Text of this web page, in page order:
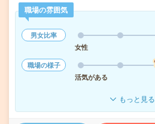
職場の雰囲気
男女比率
女性
職場の様子
活気がある
もっと見る